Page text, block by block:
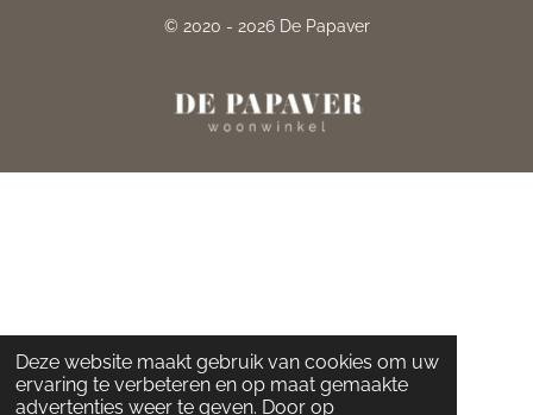
Deze website maakt gebruik van cookies om uw
ervaring te verbeteren en op maat gemaakte
advertenties weer te geven. Door op
K
A
© 2020 - 2026 De Papaver